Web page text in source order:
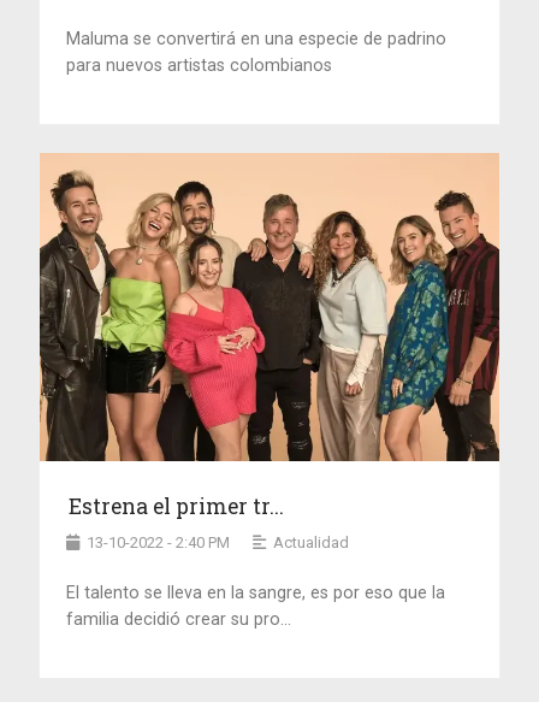
Maluma se convertirá en una especie de padrino
para nuevos artistas colombianos
Estrena el primer tr...
13-10-2022 - 2:40 PM Actualidad
El talento se lleva en la sangre, es por eso que la
familia decidió crear su pro...